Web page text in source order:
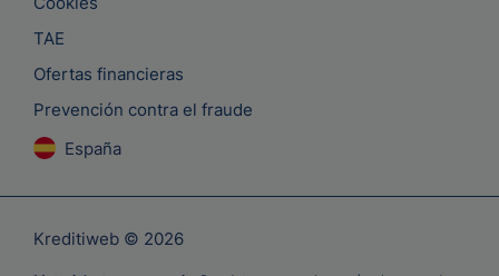
TAE
Ofertas financieras
Prevención contra el fraude
España
Kreditiweb © 2026